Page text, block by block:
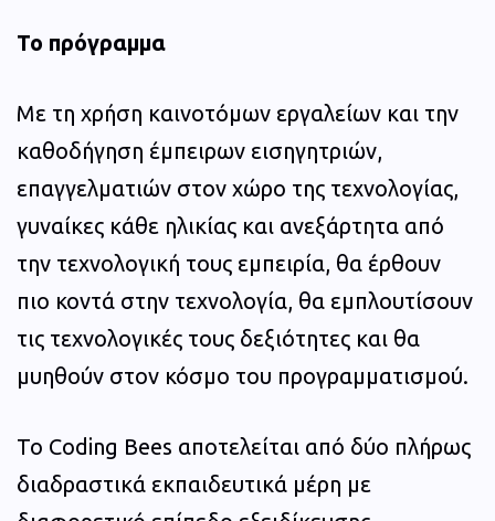
Το πρόγραμμα
Mε τη χρήση καινοτόμων εργαλείων και την
καθοδήγηση έμπειρων εισηγητριών,
επαγγελματιών στον χώρο της τεχνολογίας,
γυναίκες κάθε ηλικίας και ανεξάρτητα από
την τεχνολογική τους εμπειρία, θα έρθουν
πιο κοντά στην τεχνολογία, θα εμπλουτίσουν
τις τεχνολογικές τους δεξιότητες και θα
μυηθούν στον κόσμο του προγραμματισμού.
Το Coding Bees αποτελείται από δύο πλήρως
διαδραστικά εκπαιδευτικά μέρη με